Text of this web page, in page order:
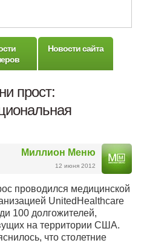
Новости сайта
прост:
Миллион Меню
12 июня 2012
проводился медицинской
UnitedHealthcare
100 долгожителей,
на территории США.
что столетние